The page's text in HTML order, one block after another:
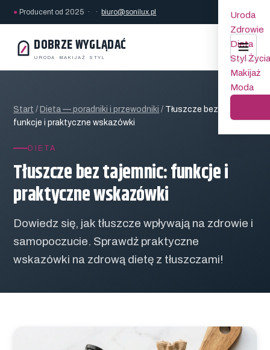
● Producent od 2025 · ·biuro@sonilux.pl
DOBRZE WYGLĄDAĆ
URODA · MAKIJAŻ · STYL
Uroda
Zdrowie
Dieta
Styl
Makijaż
Moda
Start / Dieta — poradniki i przewodniki / Tłuszcze bez tajemnic:
funkcje i praktyczne wskazówki
DIETA
Tłuszcze bez tajemnic: funkcje i
praktyczne wskazówki
Dowiedz się, jak tłuszcze wpływają na zdrowie i
samopoczucie. Sprawdź praktyczne
wskazówki na zdrową dietę z tłuszczami!